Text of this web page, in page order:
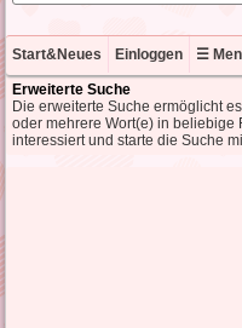
Start&Neues Einloggen ☰
Erweiterte Suche
Die erweiterte Suche ermöglicht
oder mehrere Wort(e) in beliebige
interessiert und starte die Suche